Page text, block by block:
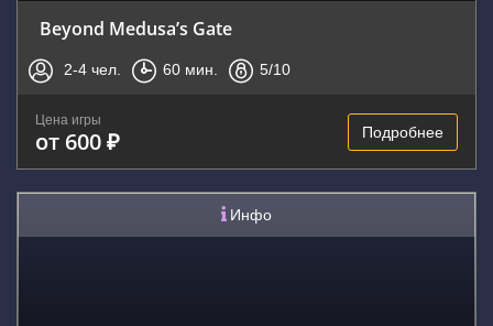
Beyond Medusa’s Gate
2-4 чел. 60 мин. 5/10
Цена игры
от 600 ₽ Подробнее
Инфо